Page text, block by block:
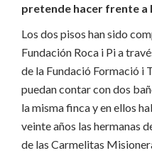
pretende hacer frente a
Los dos pisos han sido
Fundación Roca i Pi a
de la Fundació Formació i
puedan contar con dos
la misma finca y en ellos
veinte años las hermanas
de las Carmelitas